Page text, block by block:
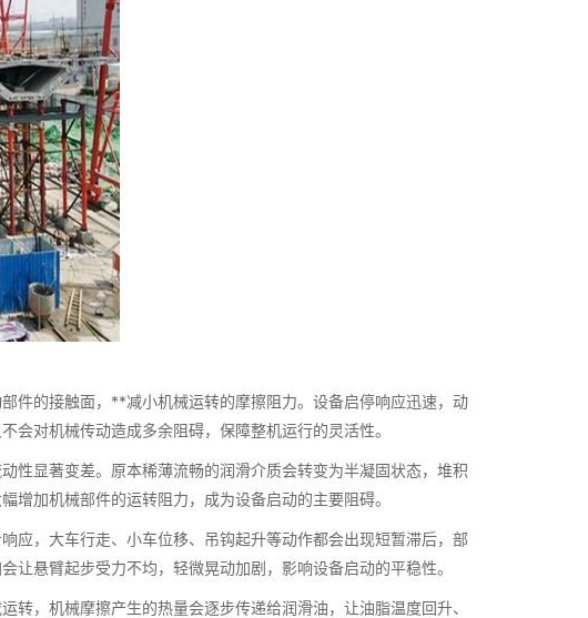
件的接触面，**减小机械运转的摩擦阻力。设备启停响应迅速，动
对机械传动造成多余阻碍，保障整机运行的灵活性。
性显著变差。原本稀薄流畅的润滑介质会转变为半凝固状态，堆积
加机械部件的运转阻力，成为设备启动的主要阻碍。
应，大车行走、小车位移、吊钩起升等动作都会出现短暂滞后，部
悬臂起步受力不均，轻微晃动加剧，影响设备启动的平稳性。
，机械摩擦产生的热量会逐步传递给润滑油，让油脂温度回升、